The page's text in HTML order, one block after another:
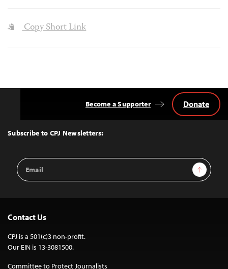
Copy Short Link
Top
Subscribe to CPJ Newsletters:
Email
Address
Sign Up
Become a Supporter Donate
Contact Us
CPJ is a 501(c)3 non-profit.
Our EIN is 13-3081500.
Committee to Protect Journalists